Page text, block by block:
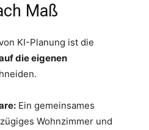
Maß
KI-Planung ist die
die eigenen
Ein gemeinsames
Wohnzimmer und